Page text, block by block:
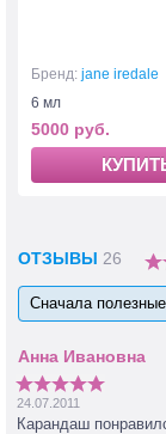
Бренд: jane iredale
6 мл
5000 руб.
ОТЗЫВЫ 26
Сначала полезные
24.07.2011
Карандаш